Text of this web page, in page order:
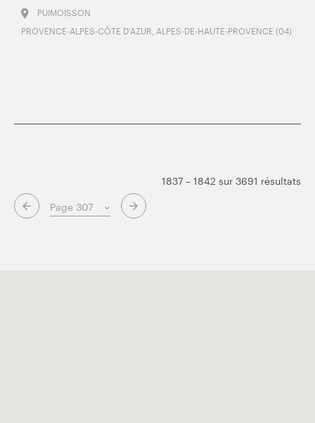
PUIMOISSON
PROVENCE-ALPES-CÔTE D’AZUR, ALPES-DE-HAUTE-PROVENCE (04)
Page suivante
1837 – 1842 sur 3691 résultats